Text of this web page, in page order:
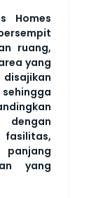
Homes
ruang,
yang
fasilitas,
panjang
yang